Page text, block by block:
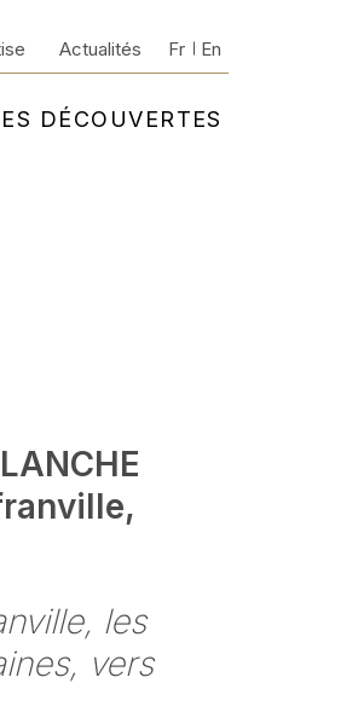
DÉCOUVERTES
Actualités Fr En
les
vers